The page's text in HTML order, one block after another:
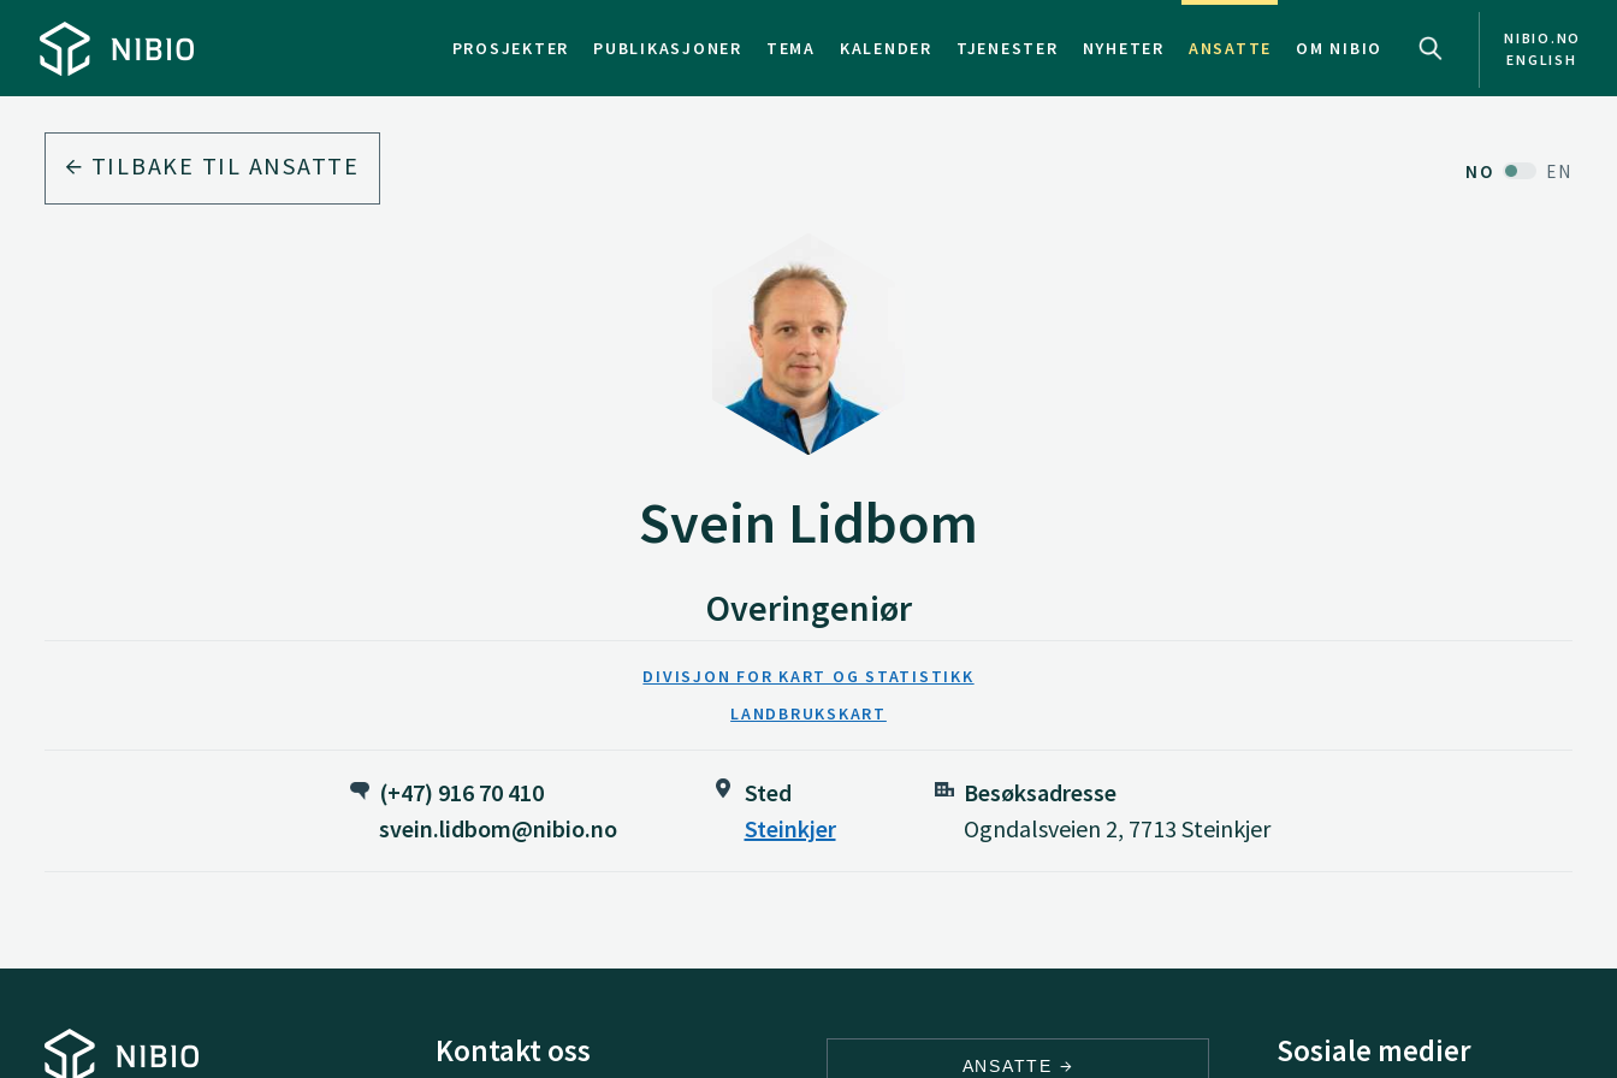
PROSJEKTER PUBLIKASJONER TEMA KALENDER TJENESTER NYHETER ANSATTE OM NIBIO
NIBIO.NO
ENGLISH
TILBAKE TIL ANSATTE NO EN
Svein Lidbom
Overingeniør
DIVISJON FOR KART OG STATISTIKK
LANDBRUKSKART
(+47) 916 70 410
svein.lidbom@nibio.no
Sted
Steinkjer
Besøksadresse
Ogndalsveien 2, 7713 Steinkjer
Kontakt oss ANSATTE Sosiale medier